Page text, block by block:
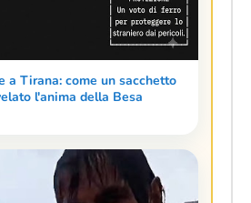
a Tirana: come un sacchetto
l'anima della Besa